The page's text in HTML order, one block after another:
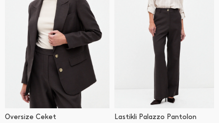
Oversize Ceket Lastikli Palazzo Pantolon